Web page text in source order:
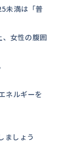
満は「普
女性の腹囲
ルギーを
ましょう